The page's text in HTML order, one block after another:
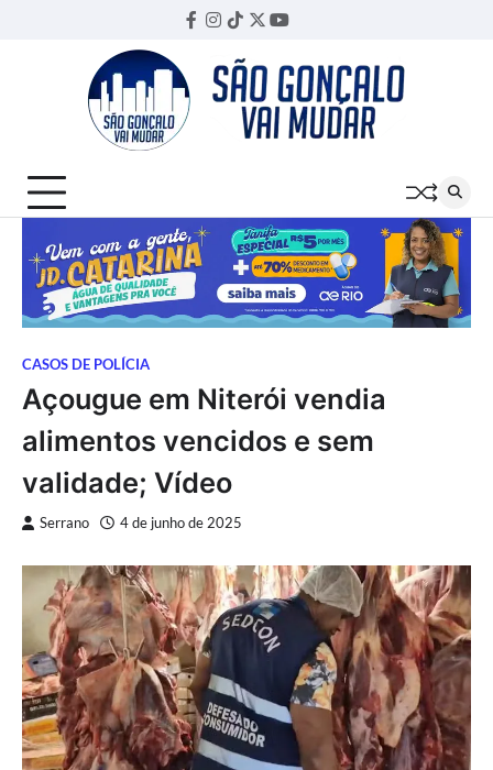
Facebook
Instagram
TikTok
TwitterYouTube
CASOS DE POLÍCIA
Açougue em Niterói vendia
alimentos vencidos e sem
validade; Vídeo
Serrano 4 de junho de 2025